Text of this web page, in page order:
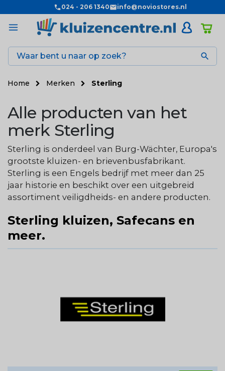
024 - 206 1340 info@noviostores.nl

Home Merken Sterling
Alle producten van het
merk Sterling
Sterling is onderdeel van Burg-Wächter, Europa's
grootste kluizen- en brievenbusfabrikant.
Sterling is een Engels bedrijf met meer dan 25
jaar historie en beschikt over een uitgebreid
assortiment veiligdheids- en andere producten.
Sterling kluizen, Safecans en
meer.